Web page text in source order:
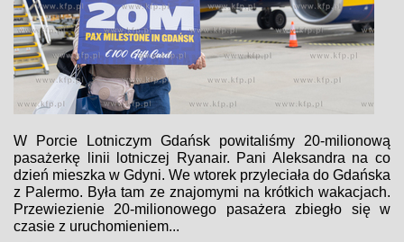
W Porcie Lotniczym Gdańsk powitaliśmy 20-milionową
pasażerkę linii lotniczej Ryanair. Pani Aleksandra na co
dzień mieszka w Gdyni. We wtorek przyleciała do Gdańska
z Palermo. Była tam ze znajomymi na krótkich wakacjach.
Przewiezienie 20-milionowego pasażera zbiegło się w
czasie z uruchomieniem...